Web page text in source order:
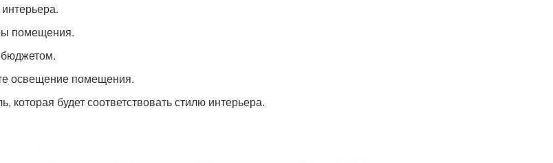
помещения.
освещение помещения.
которая будет соответствовать стилю интерьера.